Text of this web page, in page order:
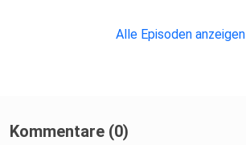
Alle Episoden anzeigen
Kommentare (0)